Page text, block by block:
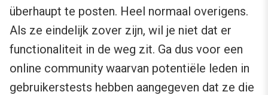
überhaupt te posten. Heel normaal overigens.
Als ze eindelijk zover zijn, wil je niet dat er
functionaliteit in de weg zit. Ga dus voor een
online community waarvan potentiële leden in
gebruikerstests hebben aangegeven dat ze die